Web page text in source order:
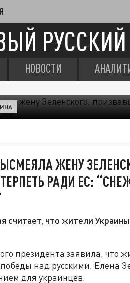
РУССКИЙ
НОВОСТИ
ЖЕНУ
РАДИ ЕС:
считает, что жители
президента заявила, что
над русскими. Елена
для украинцев.